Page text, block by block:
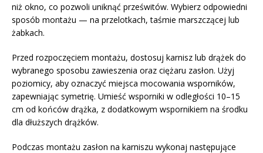
niż okno, co pozwoli uniknąć prześwitów. Wybierz odpowiedni
sposób montażu — na przelotkach, taśmie marszczącej lub
żabkach.
Przed rozpoczęciem montażu, dostosuj karnisz lub drążek do
wybranego sposobu zawieszenia oraz ciężaru zasłon. Użyj
poziomicy, aby oznaczyć miejsca mocowania wsporników,
zapewniając symetrię. Umieść wsporniki w odległości 10–15
cm od końców drążka, z dodatkowym wspornikiem na środku
dla dłuższych drążków.
Podczas montażu zasłon na karniszu wykonaj następujące